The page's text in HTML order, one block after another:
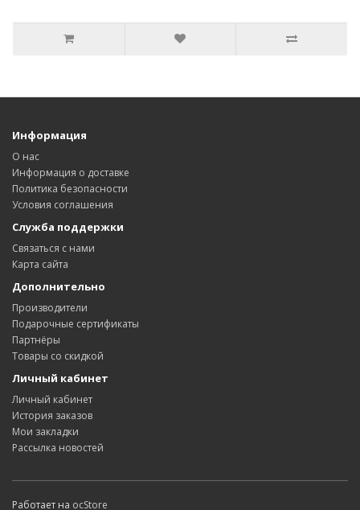
Информация
О нас
Информация о доставке
Политика безопасности
Условия соглашения
Служба поддержки
Связаться с нами
Карта сайта
Дополнительно
Производители
Подарочные сертификаты
Партнёры
Товары со скидкой
Личный кабинет
Личный кабинет
История заказов
Мои закладки
Рассылка новостей
Работает на ocStore